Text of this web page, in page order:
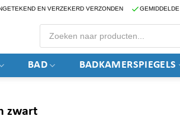
EN VERZEKERD VERZONDEN
Producten
zoeken
BAD BADKAMERSPIEGELS
zwart